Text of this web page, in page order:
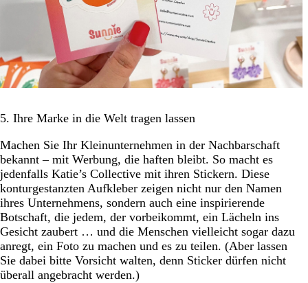
5. Ihre Marke in die Welt tragen lassen
Machen Sie Ihr Kleinunternehmen in der Nachbarschaft
bekannt – mit Werbung, die haften bleibt. So macht es
jedenfalls Katie’s Collective mit ihren Stickern. Diese
konturgestanzten Aufkleber zeigen nicht nur den Namen
ihres Unternehmens, sondern auch eine inspirierende
Botschaft, die jedem, der vorbeikommt, ein Lächeln ins
Gesicht zaubert … und die Menschen vielleicht sogar dazu
anregt, ein Foto zu machen und es zu teilen. (Aber lassen
Sie dabei bitte Vorsicht walten, denn Sticker dürfen nicht
überall angebracht werden.)